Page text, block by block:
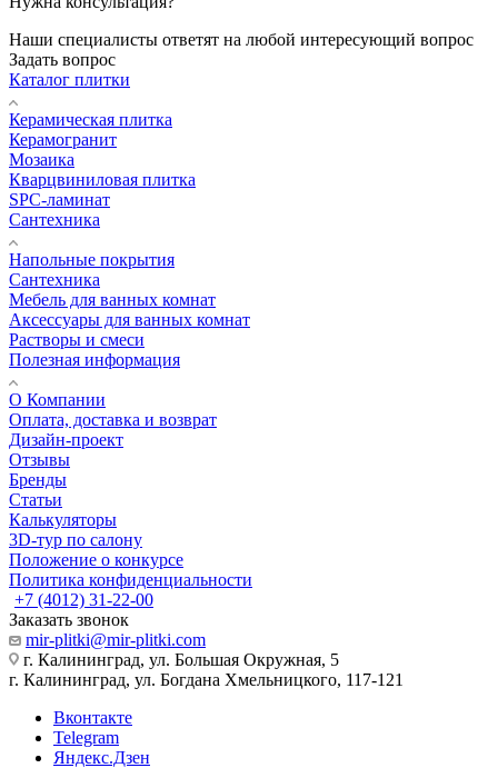
Наши специалисты ответят на любой интересующий вопрос
Задать вопрос
Каталог плитки
Керамическая плитка
Керамогранит
Мозаика
Кварцвиниловая плитка
SPC-ламинат
Сантехника
Напольные покрытия
Сантехника
Мебель для ванных комнат
Аксессуары для ванных комнат
Растворы и смеси
Полезная информация
О Компании
Оплата, доставка и возврат
Дизайн-проект
Отзывы
Бренды
Статьи
Калькуляторы
3D-тур по салону
Положение о конкурсе
Политика конфиденциальности
+7 (4012) 31-22-00
Заказать звонок
mir-plitki@mir-plitki.com
г. Калининград, ул. Большая Окружная, 5
г. Калининград, ул. Богдана Хмельницкого, 117-121
Вконтакте
Telegram
Яндекс.Дзен